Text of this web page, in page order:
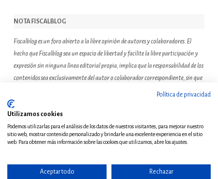
NOTA FISCALBLOG
Fiscalblog es un foro abierto a la libre opinión de autores y colaboradores. El
hecho que Fiscalblog sea un espacio de libertad y facilite la libre participación y
expresión sin ninguna línea editorial propia, implica que la responsabilidad de los
contenidos sea exclusivamente del autor o colaborador correspondiente, sin que
ello suponga que el resto de miembros de la comunidad de Fiscalblog asuman o
compartan las reflexiones u opiniones expresadas.
© Copyright 2011 - Todos
Política de privacidad
Utilizamos cookies
Podemos utilizarlas para el análisis de los datos de nuestros visitantes, para mejorar nuestro
sitio web, mostrar contenido personalizado y brindarle una excelente experiencia en el sitio
web. Para obtener más información sobre las cookies que utilizamos, abre los ajustes.
Aceptar todo Rechazar